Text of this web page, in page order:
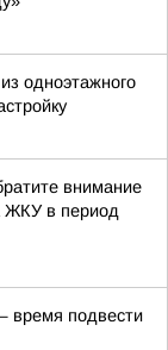
одноэтажного
внимание
ЖКУ в период
время подвести